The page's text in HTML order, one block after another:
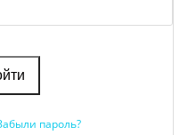
пароль?